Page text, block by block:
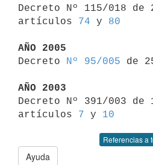
Decreto Nº 115/018 de
artículos 74 y 80
AÑO 2005
Decreto
Nº 95/005 de
AÑO 2003
Decreto Nº 391/003 de
artículos 7 y 10
Referencias a
Ayuda